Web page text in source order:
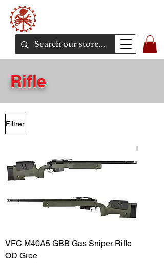
Rifle
Filtrer
VFC M40A5 GBB Gas Sniper Rifle
OD Gree